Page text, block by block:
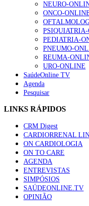
Alguns
família com
162
“Os
custo-efetivos
sustentável
94 visualizações
Quase quatro
apresentavam
88 visualizações
Trodelvy
mama triplo
elegíveis para
61 visualizações
NEURO-
ONCO-
PEDIATRIA-
PNEUMO-
REUMA-
URO-ONLINE
SaúdeOnline TV
Agenda
Pesquisar
LINKS RÁPIDOS
CRM Digest
CARDIORRENAL
ON CARDIOLOGIA
ON TO CARE
AGENDA
ENTREVISTAS
SIMPÓSIOS
SAÚDEONLINE.TV
OPINIÃO